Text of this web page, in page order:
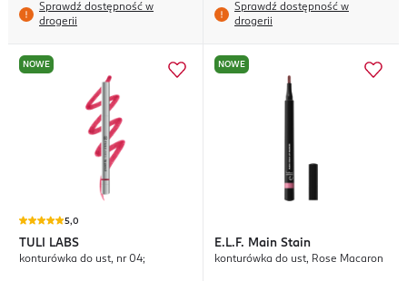
Sprawdź dostępność w
drogerii
Sprawdź dostępność w
drogerii
NOWE
5,0
TULI LABS
konturówka do ust, nr 04;
NOWE
E.L.F. Main Stain
konturówka do ust, Rose Macaron